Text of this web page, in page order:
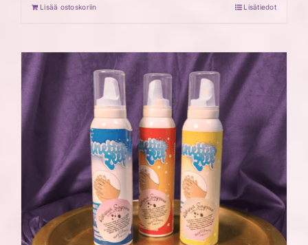
Lisää ostoskoriin Lisätiedot